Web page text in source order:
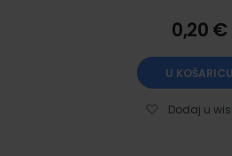
0,20 €
U KOŠARICU
Dodaj u